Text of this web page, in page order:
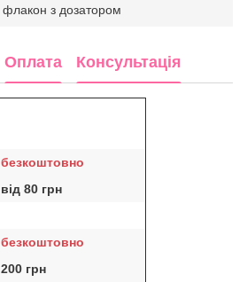
флакон з дозатором
Оплата Консультація
безкоштовно
від 80 грн
безкоштовно
200 грн